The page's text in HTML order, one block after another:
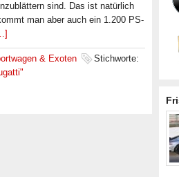
sind. Das ist natürlich
man aber auch ein 1.200 PS-
& Exoten
Stichworte: